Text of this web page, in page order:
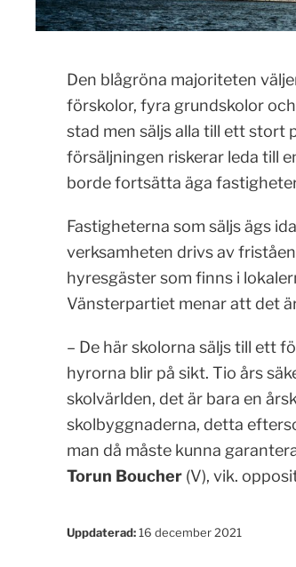
Den blågröna majoriteten
förskolor, fyra grundskolor
stad men säljs alla till ett
försäljningen riskerar leda till
borde fortsätta äga
Fastigheterna som säljs ägs
verksamheten drivs av
hyresgäster som finns i
Vänsterpartiet menar att det
– De här skolorna säljs till ett
hyrorna blir på sikt. Tio års
skolvärlden, det är bara en
skolbyggnaderna, detta
man då måste kunna
Torun Boucher (V), vik.
Uppdaterad:16 december 2021